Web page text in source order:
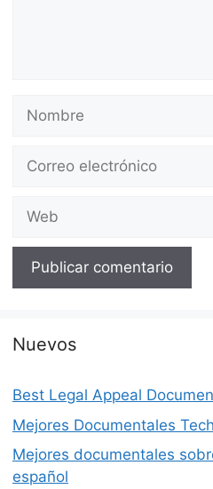
Nombre
Correo
Web
Nuevos
Best Legal Appeal
Mejores Documentales
Mejores documentales
español